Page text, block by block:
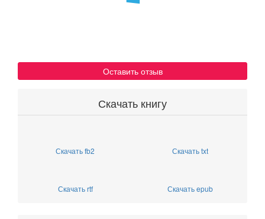
Оставить отзыв
Скачать книгу
Скачать fb2 Скачать txt
Скачать rtf Скачать epub